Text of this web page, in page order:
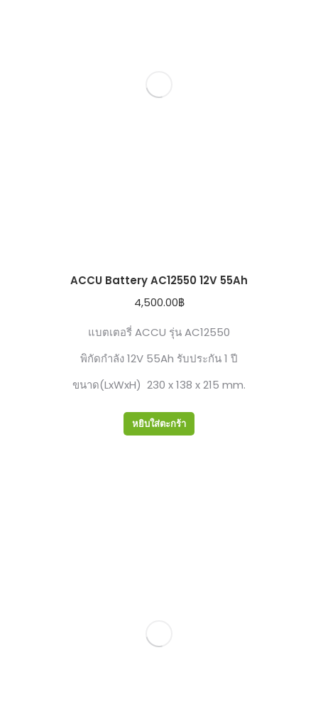
ACCU Battery AC12550 12V 55Ah
4,500.00฿
แบตเตอรี่ ACCU รุ่น AC12550
พิกัดกำลัง 12V 55Ah รับประกัน 1 ปี
ขนาด(LxWxH) 230 x 138 x 215 mm.
หยิบใส่ตะกร้า